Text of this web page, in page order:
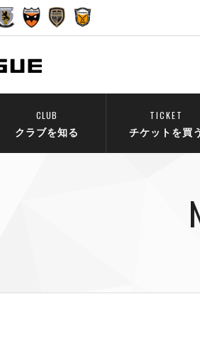
CLUB
クラブを知る
TICKET
チケットを買う